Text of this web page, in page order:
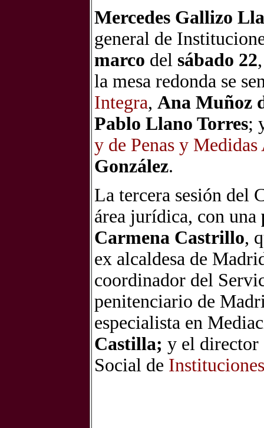
Mercedes Gallizo
general de
marco del sábado 22
la mesa redonda se
Integra, Ana Muñoz
Pablo Llano Torres;
y de Penas y
González.
La tercera sesión del
área jurídica, con una
Carmena Castrillo,
ex alcaldesa de
coordinador del
penitenciario de
especialista en
Castilla; y el director
Social de